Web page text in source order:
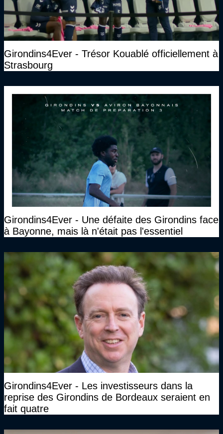
Girondins4Ever - Trésor Kouablé officiellement à
Strasbourg
Girondins4Ever - Une défaite des Girondins face
à Bayonne, mais là n'était pas l'essentiel
Girondins4Ever - Les investisseurs dans la
reprise des Girondins de Bordeaux seraient en
fait quatre